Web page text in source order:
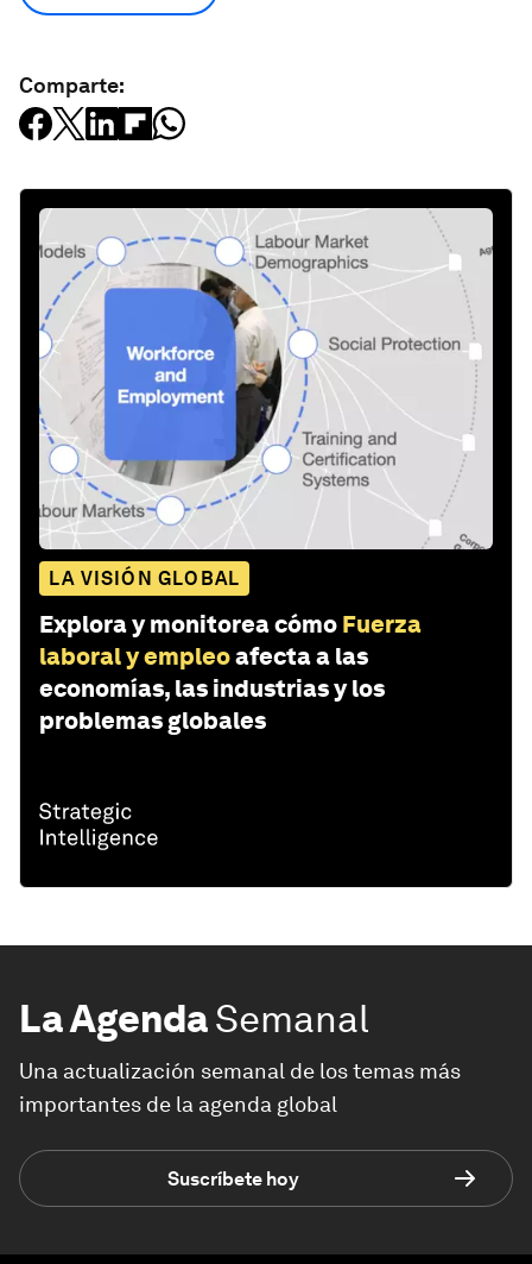
Comparte:
LA VISIÓN GLOBAL
Explora y monitorea cómo Fuerza
laboral y empleoafecta a las
economías, las industrias y los
problemas globales
La AgendaSemanal
Una actualización semanal de los temas más
importantes de la agenda global
Suscríbete hoy